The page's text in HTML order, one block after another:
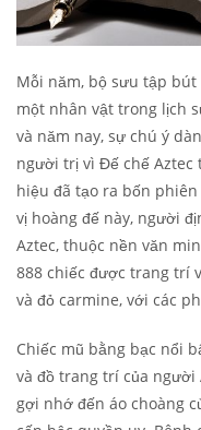
Mỗi năm, bộ sưu tập
một nhân vật trong lịch
và năm nay, sự chú ý
người trị vì Đế chế
hiệu đã tạo ra bốn
vị hoàng đế này, người
Aztec, thuộc nền văn
888 chiếc được trang trí
và đỏ carmine, với các
Chiếc mũ bằng bạc nổi
và đồ trang trí của
gợi nhớ đến áo choàng